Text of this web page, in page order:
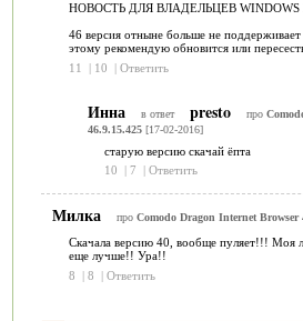
НОВОСТЬ ДЛЯ ВЛАДЕЛЬЦЕВ WINDOWS
46 версия отныне больше не
этому рекомендую обновится или
11
| 10 | Ответить
Инна в ответ presto про
46.9.15.425[17-02-2016]
старую версию скачай ёпта
10
| 7 | Ответить
Милка про Comodo Dragon Internet Browser
Скачала версию 40, вообще пуляет!!! Моя
еще лучше!! Ура!!
8
| 8 | Ответить